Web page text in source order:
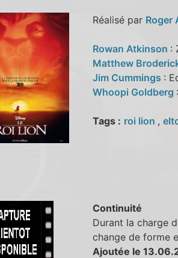
Réalisé par Roger
Rowan Atkinson :
Matthew
Jim Cummings :
Whoopi Goldberg
Tags : roi lion ,
Continuité
Durant la charge
change de forme
Ajoutée le